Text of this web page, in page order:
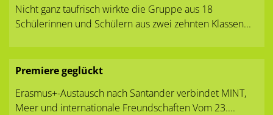
Nicht ganz taufrisch wirkte die Gruppe aus 18
Schülerinnen und Schülern aus zwei zehnten Klassen...
Premiere geglückt
Erasmus+-Austausch nach Santander verbindet MINT,
Meer und internationale Freundschaften Vom 23....